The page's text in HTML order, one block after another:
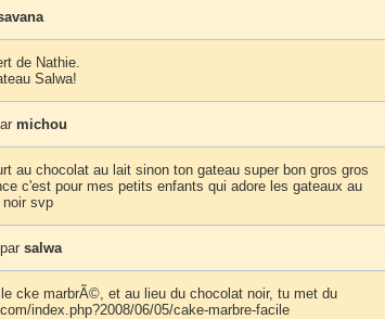
de Nathie.
Salwa!
michou
au chocolat au lait sinon ton gateau super bon gros gros
c'est pour mes petits enfants qui adore les gateaux au
svp
salwa
cke marbrÃ©, et au lieu du chocolat noir, tu met du
index.php?2008/06/05/cake-marbre-facile